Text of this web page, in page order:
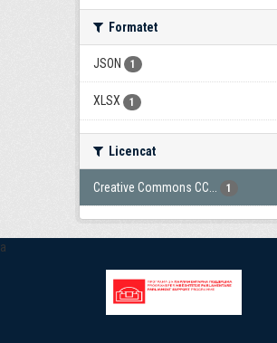
Formatet
JSON 1
XLSX 1
Licencat
Creative Commons CC... 1
a